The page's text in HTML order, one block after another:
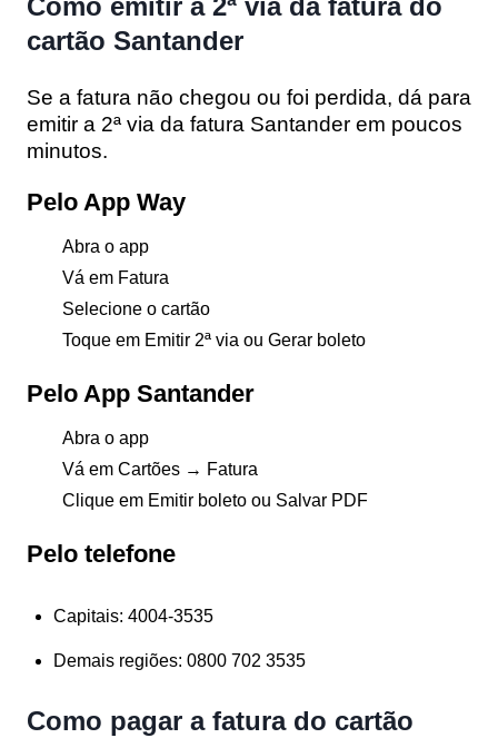
cartão Santander
Se a fatura não chegou ou foi perdida, dá para
emitir a 2ª via da fatura Santander em poucos
minutos.
Pelo App Way
Abra o app
Vá em Fatura
Selecione o cartão
Toque em Emitir 2ª via ou Gerar boleto
Pelo App Santander
Abra o app
Vá em Cartões → Fatura
Clique em Emitir boleto ou Salvar PDF
Pelo telefone
Capitais: 4004-3535
Demais regiões: 0800 702 3535
Como pagar a fatura do cartão